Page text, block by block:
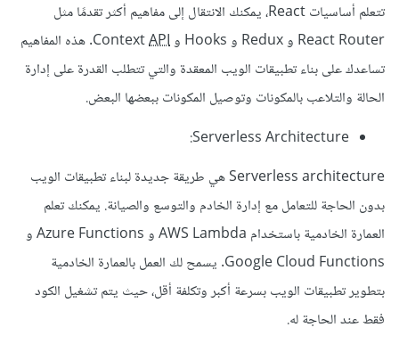
تتعلم أساسيات React، يمكنك الانتقال إلى مفاهيم أكثر تقدمًا مثل
React Router و Redux و Hooks و Context
API
. هذه المفاهيم
تساعدك على بناء تطبيقات الويب المعقدة والتي تتطلب القدرة على إدارة
الحالة والتلاعب بالمكونات وتوصيل المكونات ببعضها البعض.
Serverless Architecture:
Serverless architecture هي طريقة جديدة لبناء تطبيقات الويب
بدون الحاجة للتعامل مع إدارة الخادم والتوسع والصيانة. يمكنك تعلم
العمارة الخادمية باستخدام AWS Lambda و Azure Functions و
Google Cloud Functions. يسمح لك العمل بالعمارة الخادمية
بتطوير تطبيقات الويب بسرعة أكبر وتكلفة أقل، حيث يتم تشغيل الكود
فقط عند الحاجة له.